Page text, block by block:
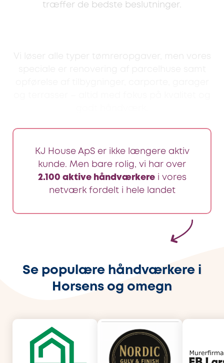
træffer de bedste beslutninger.
Vi løser alle typer tømreropgaver, men vores
KJ House ApS er ikke længere aktiv
kunde. Men bare rolig, vi har over
2.100 aktive håndværkerei vores
netværk fordelt i hele landet
Se populære håndværkere i
Horsens og omegn